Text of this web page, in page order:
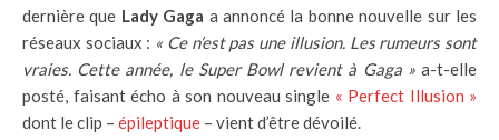
dernière que Lady Gaga a annoncé la bonne nouvelle sur les
réseaux sociaux : « Ce n’est pas une illusion. Les rumeurs sont
vraies. Cette année, le Super Bowl revient à Gaga »a-t-elle
posté, faisant écho à son nouveau single « Perfect Illusion »
dont le clip – épileptique – vient d’être dévoilé.